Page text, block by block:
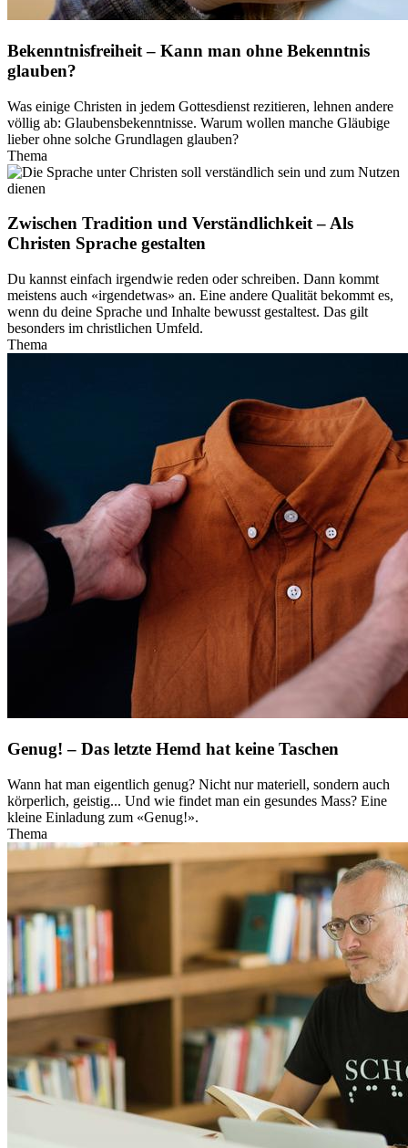
Bekenntnisfreiheit – Kann man ohne Bekenntnis
glauben?
Was einige Christen in jedem Gottesdienst rezitieren, lehnen andere
völlig ab: Glaubensbekenntnisse. Warum wollen manche Gläubige
lieber ohne solche Grundlagen glauben?
Thema
Zwischen Tradition und Verständlichkeit – Als
Christen Sprache gestalten
Du kannst einfach irgendwie reden oder schreiben. Dann kommt
meistens auch «irgendetwas» an. Eine andere Qualität bekommt es,
wenn du deine Sprache und Inhalte bewusst gestaltest. Das gilt
besonders im christlichen Umfeld.
Thema
Genug! – Das letzte Hemd hat keine Taschen
Wann hat man eigentlich genug? Nicht nur materiell, sondern auch
körperlich, geistig... Und wie findet man ein gesundes Mass? Eine
kleine Einladung zum «Genug!».
Thema